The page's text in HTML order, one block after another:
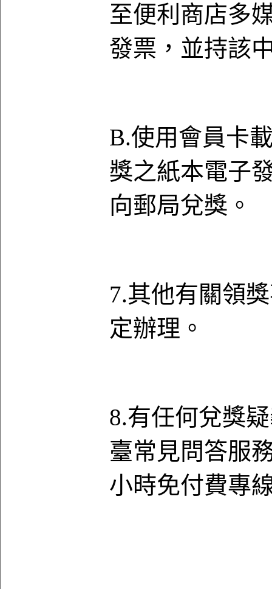
至便利商店多
發票，並持該
B.使用會員卡
獎之紙本電子
向郵局兌獎。
7.其他有關領
定辦理。
8.有任何兌獎
臺常見問答服
小時免付費專